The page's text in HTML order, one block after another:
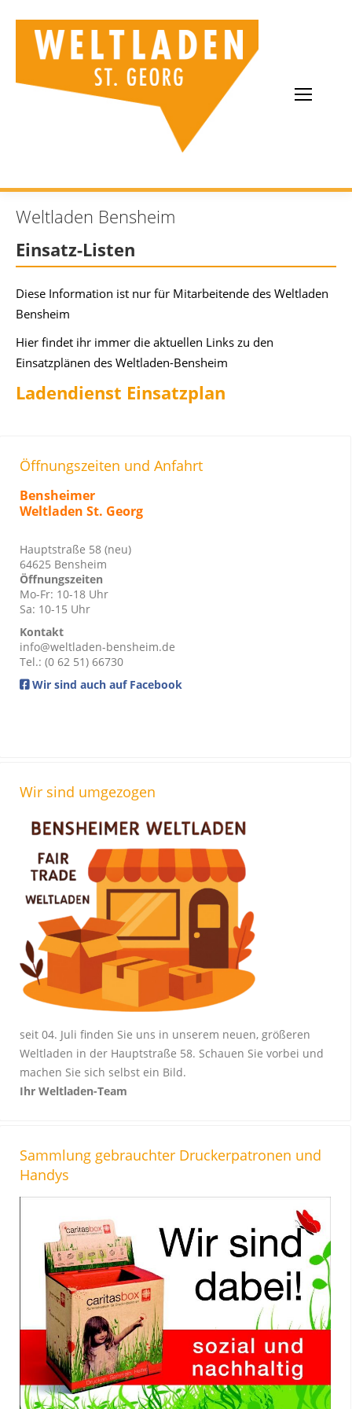
Weltladen Bensheim
Einsatz-Listen
Diese Information ist nur für Mitarbeitende des Weltladen
Bensheim
Hier findet ihr immer die aktuellen Links zu den
Einsatzplänen des Weltladen-Bensheim
Ladendienst Einsatzplan
Öffnungszeiten und Anfahrt
Bensheimer
Weltladen St. Georg
Hauptstraße 58 (neu)
64625 Bensheim
Öffnungszeiten
Mo-Fr: 10-18 Uhr
Sa: 10-15 Uhr
Kontakt
info@weltladen-bensheim.de
Tel.: (0 62 51) 66730
Wir sind auch auf Facebook
Wir sind umgezogen
seit 04. Juli finden Sie uns in unserem neuen, größeren
Weltladen in der Hauptstraße 58. Schauen Sie vorbei und
machen Sie sich selbst ein Bild.
Ihr Weltladen-Team
Sammlung gebrauchter Druckerpatronen und
Handys